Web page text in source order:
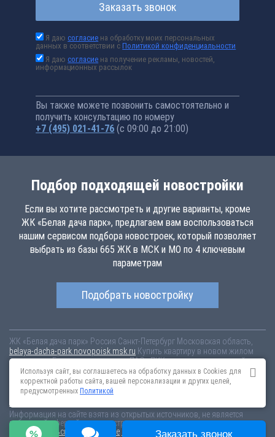
Заказать звонок
Я даюсогласие на обработку моих персональных
данных в соответствии сПолитикой конфиденциальности
Я даюсогласие на получение рекламы, новостей,
информационных рассылок
Вы также можете позвонить самостоятельно и
получить консультацию по номеру
+7 (495) 021-41-76 (с 09:00 до 21:00)
Подбор подходящей новостройки
Если вы хотите рассмотреть и другие варианты, кроме
ЖК «Белая дача парк», предлагаем вам воспользоваться
нашим сервисом подбора новостроек, который позволяет
выбрать из базы 665 ЖК в МСК и МО по 4 ключевым
параметрам
Подобрать новостройку
ЖК «Белая дача парк» Россия Санкт-Петербург Московская область,
belaya-dacha-park.novopoisk.msk.ru Купить квартиру в новом жилом
комплексе «Белая дача парк» от «ПАО «ПИК-специализированный
застройщик»» в г. Котельники. Квартиры различных планировок от
7.44 млн рублей!
Информация на сайте взята из открытых источников, не является
публичной офертой и распространяется для ознакомления.
Пользовательское соглашение
Соглашение о размещении
Используя сайт, вы соглашаетесь на обработку данных в Cookies для
корректной работы сайта, вашей персонализации и других целей,
предусмотренных Политикой
Заказать звонок